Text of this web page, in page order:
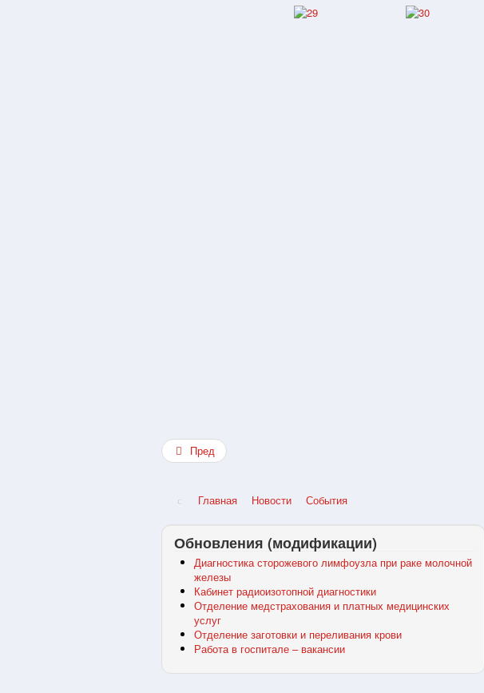
Пред
Главная Новости События
Обновления (модификации)
Диагностика сторожевого лимфоузла при раке молочной
железы
Кабинет радиоизотопной диагностики
Отделение медстрахования и платных медицинских
услуг
Отделение заготовки и переливания крови
Работа в госпитале – вакансии